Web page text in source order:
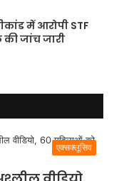
में आरोपी STF
जांच जारी
एक्सक्लूसिव